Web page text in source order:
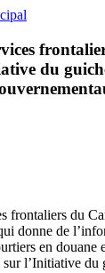
du
frontaliers du
donne de
en douane
sur l’Initiative